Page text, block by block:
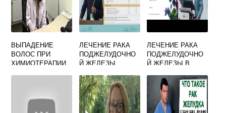
ВЫПАДЕНИЕ
ВОЛОС ПРИ
ХИМИОТЕРАПИИ
ЛЕЧЕНИЕ РАКА
ПОДЖЕЛУДОЧНО
Й ЖЕЛЕЗЫ
ЛЕЧЕНИЕ РАКА
ПОДЖЕЛУДОЧНО
Й ЖЕЛЕЗЫ В